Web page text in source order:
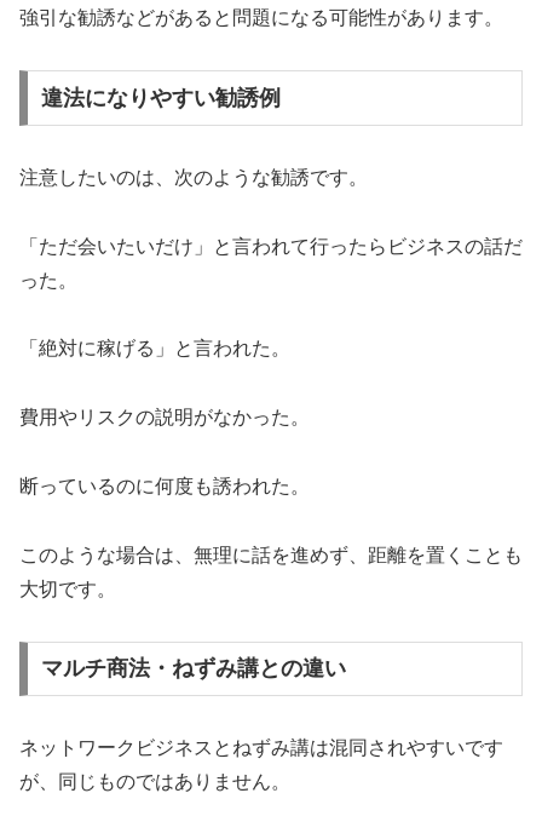
強引な勧誘などがあると問題になる可能性があります。
違法になりやすい勧誘例
注意したいのは、次のような勧誘です。
「ただ会いたいだけ」と言われて行ったらビジネスの話だ
った。
「絶対に稼げる」と言われた。
費用やリスクの説明がなかった。
断っているのに何度も誘われた。
このような場合は、無理に話を進めず、距離を置くことも
大切です。
マルチ商法・ねずみ講との違い
ネットワークビジネスとねずみ講は混同されやすいです
が、同じものではありません。